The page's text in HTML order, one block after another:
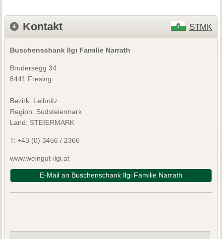
Kontakt STMK
Buschenschank Ilgi Familie Narrath
Brudersegg 34
8441 Fresing
Bezirk: Leibnitz
Region: Südsteiermark
Land: STEIERMARK
T: +43 (0) 3456 / 2366
www.weingut-ilgi.at
E-Mail an Buschenschank Ilgi Familie Narrath